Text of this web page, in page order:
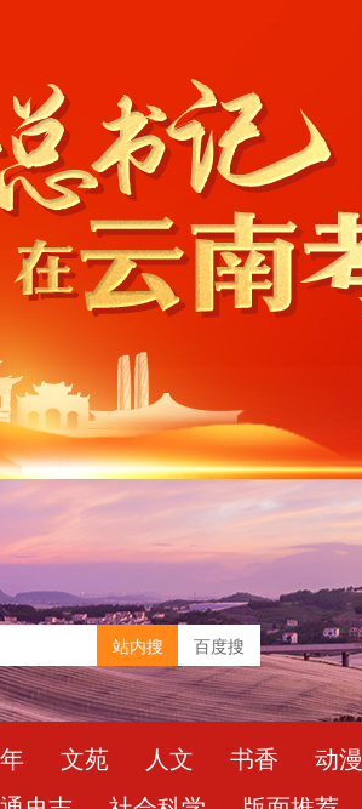
站内搜 百度搜
文苑 人文 书香
动漫